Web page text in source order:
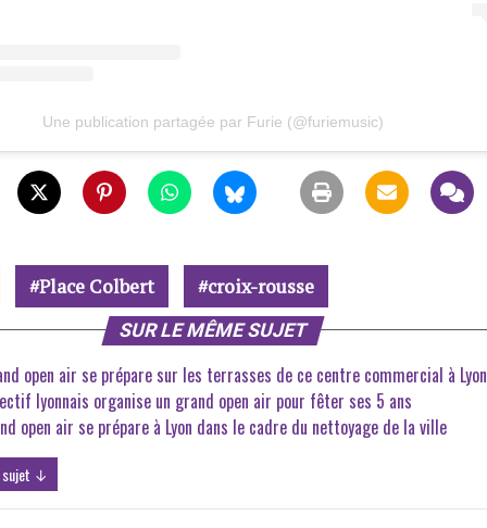
Une publication partagée par Furie (@furiemusic)
Place Colbert croix-rousse
SUR LE MÊME SUJET
open air se prépare sur les terrasses de ce centre commercial à Lyon
lyonnais organise un grand open air pour fêter ses 5 ans
open air se prépare à Lyon dans le cadre du nettoyage de la ville
sujet ↓